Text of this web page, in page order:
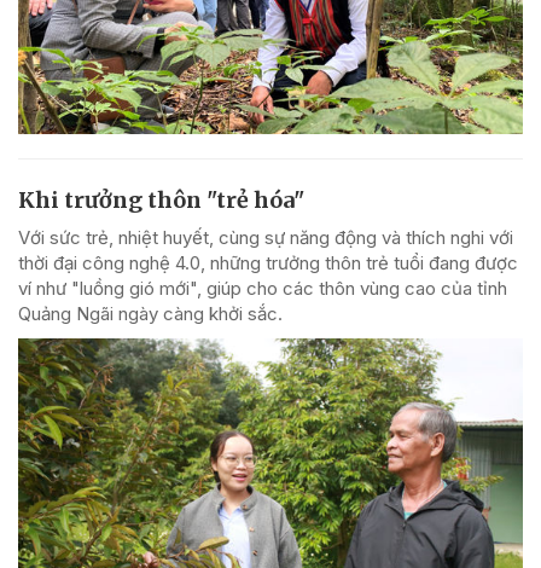
Khi trưởng thôn "trẻ hóa"
Với sức trẻ, nhiệt huyết, cùng sự năng động và thích nghi với
thời đại công nghệ 4.0, những trưởng thôn trẻ tuổi đang được
ví như "luồng gió mới", giúp cho các thôn vùng cao của tỉnh
Quảng Ngãi ngày càng khởi sắc.